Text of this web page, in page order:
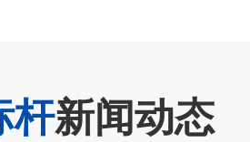
杆新闻动态